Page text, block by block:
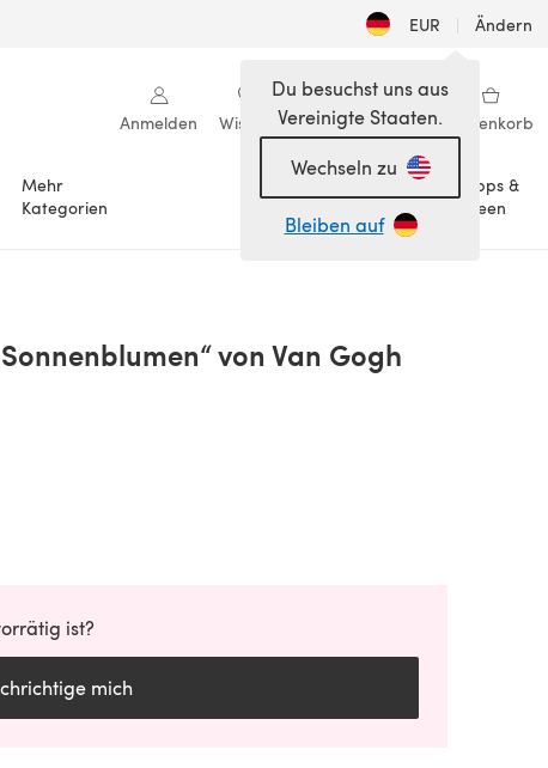
EUR | Ändern
Anmelden Wishlist Meine Bibliothek Warenkorb
Mehr
Kategorien
Anlässe
Tipps &
Ideen
Du besuchst uns aus
Vereinigte Staaten.
Wechseln zu
Bleiben auf
von Van Gogh
ist?
mich